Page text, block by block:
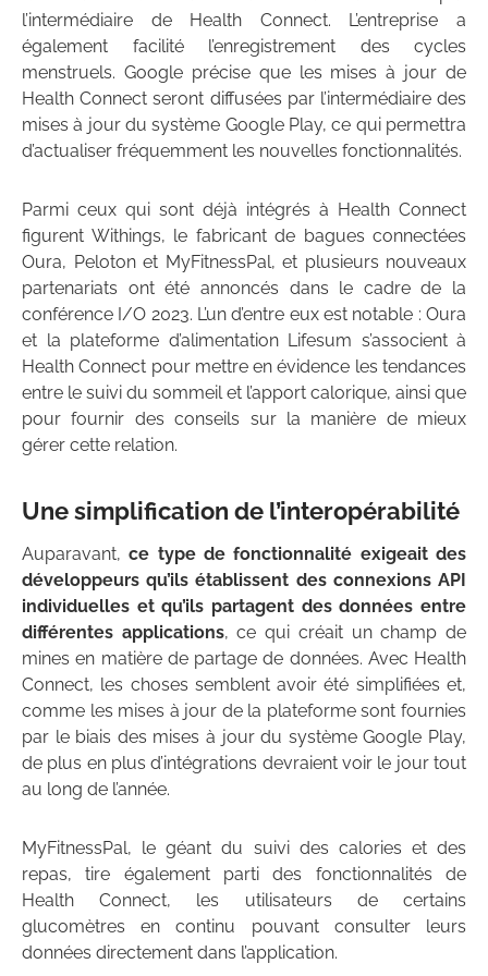
l’intermédiaire de Health Connect. L’entreprise a
également facilité l’enregistrement des cycles
menstruels. Google précise que les mises à jour de
Health Connect seront diffusées par l’intermédiaire des
mises à jour du système Google Play, ce qui permettra
d’actualiser fréquemment les nouvelles fonctionnalités.
Parmi ceux qui sont déjà intégrés à Health Connect
figurent Withings, le fabricant de bagues connectées
Oura, Peloton et MyFitnessPal, et plusieurs nouveaux
partenariats ont été annoncés dans le cadre de la
conférence I/O 2023. L’un d’entre eux est notable : Oura
et la plateforme d’alimentation Lifesum s’associent à
Health Connect pour mettre en évidence les tendances
entre le suivi du sommeil et l’apport calorique, ainsi que
pour fournir des conseils sur la manière de mieux
gérer cette relation.
Une simplification de l’interopérabilité
Auparavant,ce type de fonctionnalité exigeait des
développeurs qu’ils établissent des connexions API
individuelles et qu’ils partagent des données entre
différentes applications, ce qui créait un champ de
mines en matière de partage de données. Avec Health
Connect, les choses semblent avoir été simplifiées et,
comme les mises à jour de la plateforme sont fournies
par le biais des mises à jour du système Google Play,
de plus en plus d’intégrations devraient voir le jour tout
au long de l’année.
MyFitnessPal, le géant du suivi des calories et des
repas, tire également parti des fonctionnalités de
Health Connect, les utilisateurs de certains
glucomètres en continu pouvant consulter leurs
données directement dans l’application.